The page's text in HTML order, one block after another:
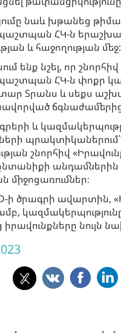
նաև խթանեց
ՀԿ-ն
և հաջողության մեջ:
ենք նշել, որ
ՀԿ-ն փոքր
Տրանս և սեքս
և
շնորհիվ
միջոցառումներ։
ի ծրագրի
նույն